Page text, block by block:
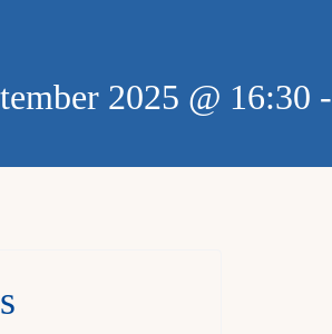
2025 @ 16:30 -